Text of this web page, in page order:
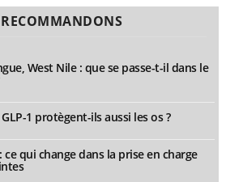
West Nile : que se passe-t-il dans le
1 protègent-ils aussi les os ?
qui change dans la prise en charge